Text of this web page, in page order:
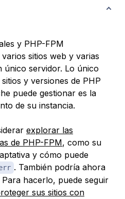
y PHP-FPM
sitios web y varias
único servidor. Lo único
y versiones de PHP
puede gestionar es la
de su instancia.
explorar las
de PHP-FPM, como su
y cómo puede
. También podría ahora
hacerlo, puede seguir
sus sitios con